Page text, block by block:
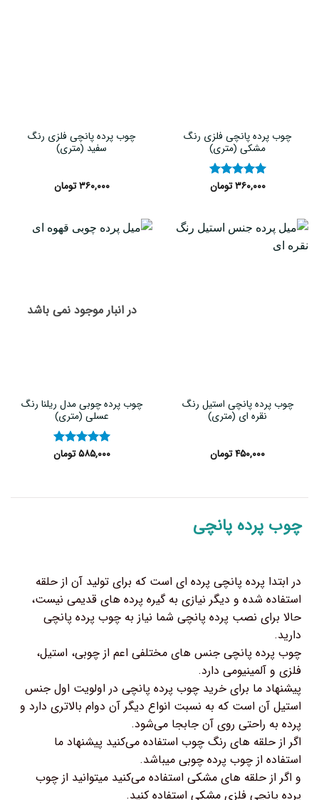
چوب پرده پانچی فلزی رنگ
مشکی (متری)
نمره۵از۳۶۰,۰۰۰ تومان
چوب پرده پانچی فلزی رنگ
سفید (متری)
۳۶۰,۰۰۰ تومان
چوب پرده پانچی استیل رنگ
نقره ای (متری)
۴۵۰,۰۰۰تومان
در انبار موجود نمی باشد
چوب پرده چوبی مدل ریلنا رنگ
عسلی (متری)
نمره۵از۵۸۵,۰۰۰ تومان
چوب پرده پانچی
در ابتدا پرده پانچی پرده ای است که برای تولید آن از حلقه
استفاده شده و دیگر نیازی به گیره پرده های قدیمی نیست،
حالا برای نصب پرده پانچی شما نیاز به چوب پرده پانچی
دارید.
چوب پرده پانچی جنس های مختلفی اعم از چوبی، استیل،
فلزی و آلمینیومی دارد.
پیشنهاد ما برای خرید چوب پرده پانچی در اولویت اول جنس
استیل آن است که به نسبت انواع دیگر آن دوام بالاتری دارد و
پرده به راحتی روی آن جابجا می‌شود.
اگر از حلقه های رنگ چوب استفاده می‌کنید پیشنهاد ما
استفاده از چوب پرده چوبی میباشد.
و اگر از حلقه های مشکی استفاده می‌کنید میتوانید از چوب
پرده پانچی فلزی مشکی استفاده کنید.